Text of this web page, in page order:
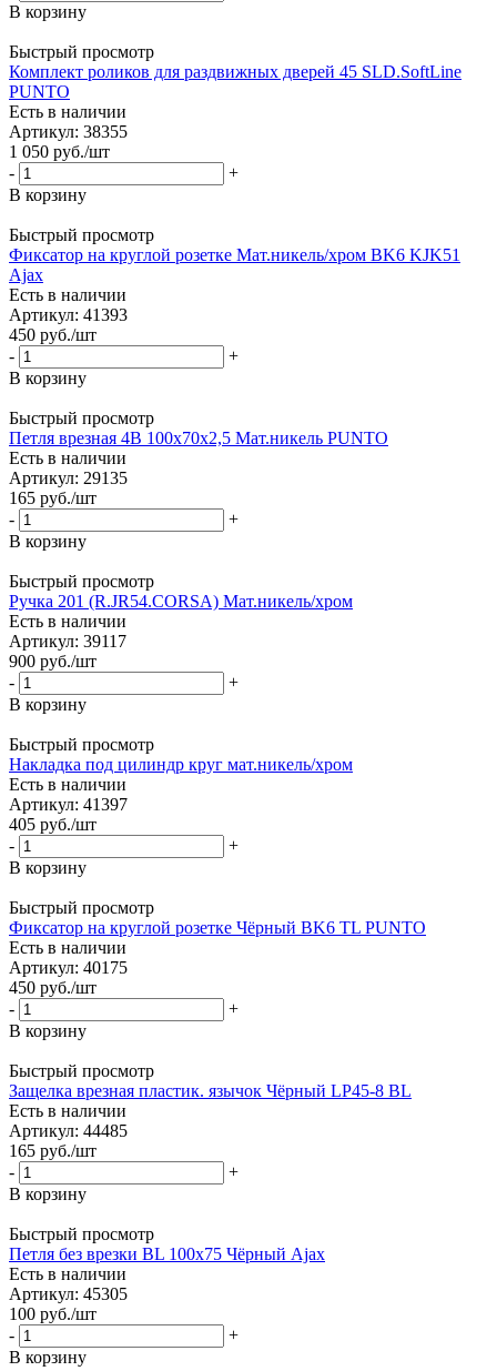
В корзину
Быстрый просмотр
Комплект роликов для раздвижных дверей 45 SLD.SoftLine
PUNTO
Есть в наличии
Артикул: 38355
1 050 руб./шт
-
+
В корзину
Быстрый просмотр
Фиксатор на круглой розетке Мат.никель/хром BK6 KJK51
Ajax
Есть в наличии
Артикул: 41393
450 руб./шт
-
+
В корзину
Быстрый просмотр
Петля врезная 4B 100х70х2,5 Мат.никель PUNTO
Есть в наличии
Артикул: 29135
165 руб./шт
-
+
В корзину
Быстрый просмотр
Ручка 201 (R.JR54.CORSA) Мат.никель/хром
Есть в наличии
Артикул: 39117
900 руб./шт
-
+
В корзину
Быстрый просмотр
Накладка под цилиндр круг мат.никель/хром
Есть в наличии
Артикул: 41397
405 руб./шт
-
+
В корзину
Быстрый просмотр
Фиксатор на круглой розетке Чёрный BK6 TL PUNTO
Есть в наличии
Артикул: 40175
450 руб./шт
-
+
В корзину
Быстрый просмотр
Защелка врезная пластик. язычок Чёрный LP45-8 BL
Есть в наличии
Артикул: 44485
165 руб./шт
-
+
В корзину
Быстрый просмотр
Петля без врезки BL 100х75 Чёрный Ajax
Есть в наличии
Артикул: 45305
100 руб./шт
-
+
В корзину